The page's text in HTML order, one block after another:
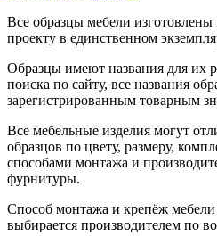
Все образцы мебели
проекту в единственном
Образцы имеют названия для их
поиска по сайту, все названия
зарегистрированным товарным
Все мебельные изделия могут
образцов по цвету, размеру,
способами монтажа и
фурнитуры.
Способ монтажа и крепёж
выбирается производителем по